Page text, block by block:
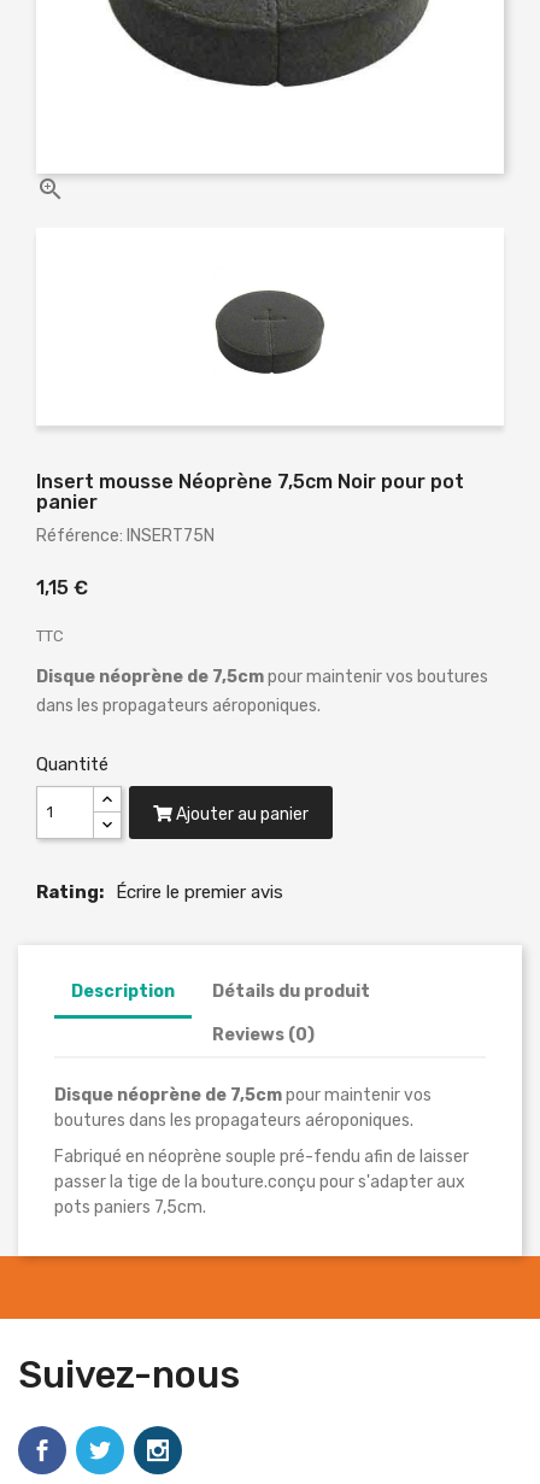

Insert mousse Néoprène 7,5cm Noir pour pot
panier
Référence: INSERT75N
1,15 €
TTC
Disque néoprène de 7,5cmpour maintenir vos boutures
dans les propagateurs aéroponiques.
Quantité
Ajouter au panier
Rating: Écrire le premier avis
Description Détails du produit
Reviews (0)
Disque néoprène de 7,5cmpour maintenir vos
boutures dans les propagateurs aéroponiques.
Fabriqué en néoprène souple pré-fendu afin de laisser
passer la tige de la bouture.conçu pour s'adapter aux
pots paniers 7,5cm.
Suivez-nous